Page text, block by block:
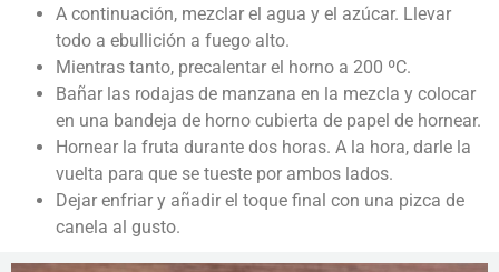
A continuación, mezclar el agua y el azúcar. Llevar
todo a ebullición a fuego alto.
Mientras tanto, precalentar el horno a 200 ºC.
Bañar las rodajas de manzana en la mezcla y colocar
en una bandeja de horno cubierta de papel de hornear.
Hornear la fruta durante dos horas. A la hora, darle la
vuelta para que se tueste por ambos lados.
Dejar enfriar y añadir el toque final con una pizca de
canela al gusto.